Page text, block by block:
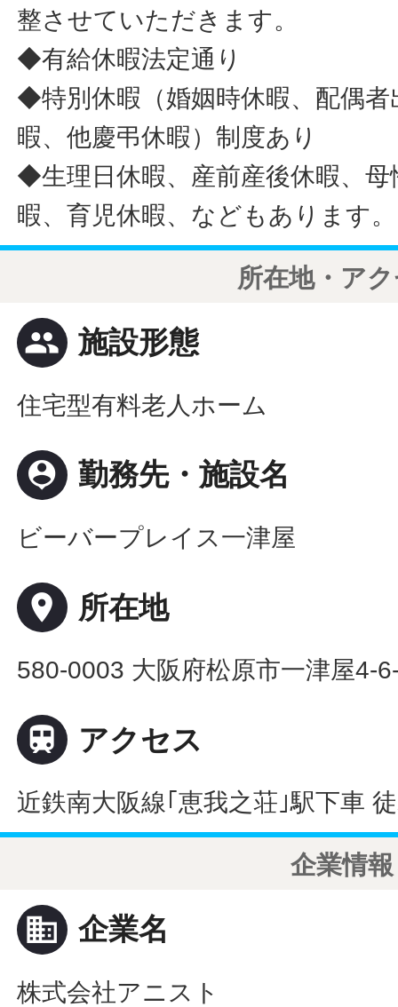
整させていただきます。
◆有給休暇法定通り
◆特別休暇（婚姻時休暇、配偶者
暇、他慶弔休暇）制度あり
◆生理日休暇、産前産後休暇、
暇、育児休暇、などもあります。
所在地・ア
people 施設形態
住宅型有料老人ホーム
person_pin 勤務先・施設名
ビーバープレイス一津屋
place 所在地
580-0003 大阪府松原市一津屋4-
 アクセス
近鉄南大阪線｢恵我之荘｣駅下車
企業情報
business 企業名
株式会社アニスト